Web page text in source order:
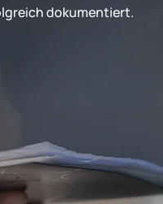
dokumentiert.